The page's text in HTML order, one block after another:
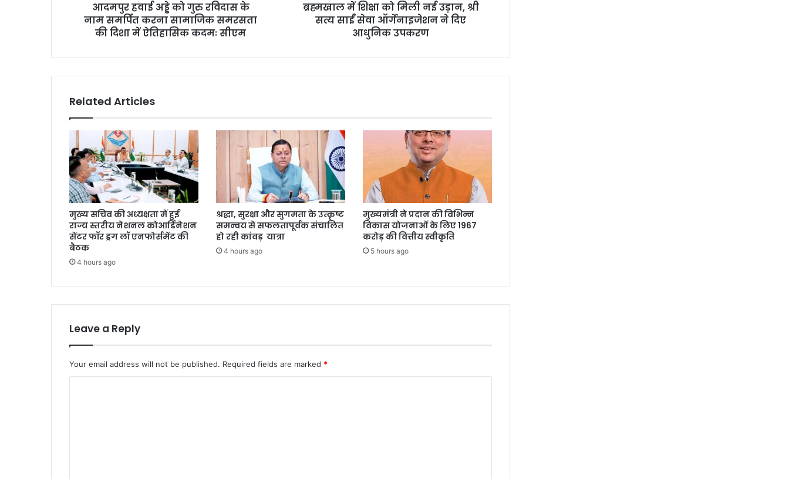
आदमपुर हवाई अड्डे को गुरु रविदास के
नाम समर्पित करना सामाजिक समरसता
की दिशा में ऐतिहासिक कदमः सीएम
ब्रह्मखाल में शिक्षा को मिली नई उड़ान, श्री
सत्य साईं सेवा ऑर्गेनाइजेशन ने दिए
आधुनिक उपकरण
Related Articles
मुख्य सचिव की अध्यक्षता में हुई
राज्य स्तरीय नेशनल कोआर्डिनेशन
सेंटर फॉर ड्रग लॉ एनफोर्समेंट की
बैठक
4 hours ago
श्रद्धा, सुरक्षा और सुगमता के उत्कृष्ट
समन्वय से सफलतापूर्वक संचालित
हो रही कांवड़ यात्रा
4 hours ago
मुख्यमंत्री ने प्रदान की विभिन्न
विकास योजनाओं के लिए 1967
करोड़ की वित्तीय स्वीकृति
5 hours ago
Leave a Reply
Your email address will not be published. Required fields are marked *